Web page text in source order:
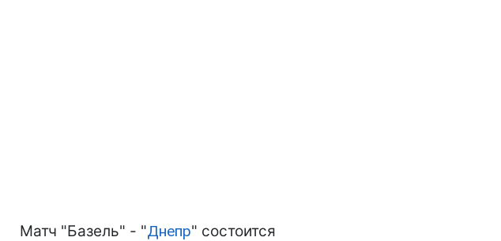
Матч "Базель" - "Днепр" состоится